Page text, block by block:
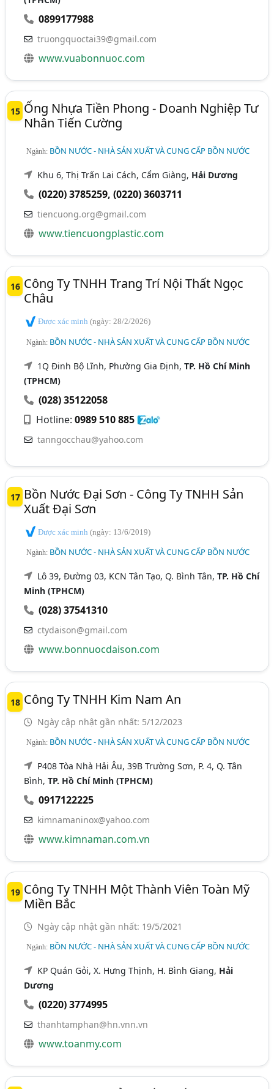
0899177988
truongquoctai39@gmail.com
www.vuabonnuoc.com
15 Ống Nhựa Tiền Phong - Doanh Nghiệp Tư
Nhân Tiến Cường
Ngành: BỒN NƯỚC - NHÀ SẢN XUẤT VÀ CUNG CẤP BỒN NƯỚC
Khu 6, Thị Trấn Lai Cách, Cẩm Giàng, Hải Dương
(0220) 3785259,(0220) 3603711
tiencuong.org@gmail.com
www.tiencuongplastic.com
16 Công Ty TNHH Trang Trí Nội Thất Ngọc
Châu
Được xác minh(ngày: 28/2/2026)
Ngành: BỒN NƯỚC - NHÀ SẢN XUẤT VÀ CUNG CẤP BỒN NƯỚC
1Q Đinh Bộ Lĩnh, Phường Gia Định,TP. Hồ Chí Minh
(TPHCM)
(028) 35122058
Hotline:0989 510 885
tanngocchau@yahoo.com
17 Bồn Nước Đại Sơn - Công Ty TNHH Sản
Xuất Đại Sơn
Được xác minh(ngày: 13/6/2019)
Ngành: BỒN NƯỚC - NHÀ SẢN XUẤT VÀ CUNG CẤP BỒN NƯỚC
Lô 39, Đường 03, KCN Tân Tạo, Q. Bình Tân,TP. Hồ Chí
Minh (TPHCM)
(028) 37541310
ctydaison@gmail.com
www.bonnuocdaison.com
18 Công Ty TNHH Kim Nam An
Ngày cập nhật gần nhất: 5/12/2023
Ngành: BỒN NƯỚC - NHÀ SẢN XUẤT VÀ CUNG CẤP BỒN NƯỚC
P408 Tòa Nhà Hải Âu, 39B Trường Sơn, P. 4, Q. Tân
Bình,TP. Hồ Chí Minh (TPHCM)
0917122225
kimnamaninox@yahoo.com
www.kimnaman.com.vn
19 Công Ty TNHH Một Thành Viên Toàn Mỹ
Miền Bắc
Ngày cập nhật gần nhất: 19/5/2021
Ngành: BỒN NƯỚC - NHÀ SẢN XUẤT VÀ CUNG CẤP BỒN NƯỚC
KP Quán Gỏi, X. Hưng Thịnh, H. Bình Giang, Hải
Dương
(0220) 3774995
thanhtamphan@hn.vnn.vn
www.toanmy.com